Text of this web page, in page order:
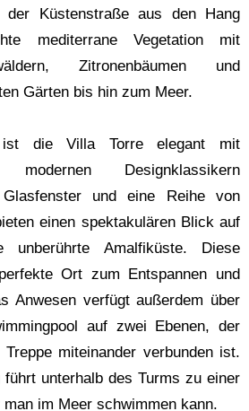
der Küstenstraße aus den Hang
mediterrane Vegetation mit
Zitronenbäumen und
Gärten bis hin zum Meer.
ist die Villa Torre elegant mit
Designklassikern
und eine Reihe von
einen spektakulären Blick auf
Amalfiküste. Diese
Ort zum Entspannen und
Anwesen verfügt außerdem über
auf zwei Ebenen, der
miteinander verbunden ist.
führt unterhalb des Turms zu einer
im Meer schwimmen kann.